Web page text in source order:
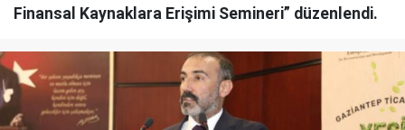
Finansal Kaynaklara Erişimi Semineri” düzenlendi.